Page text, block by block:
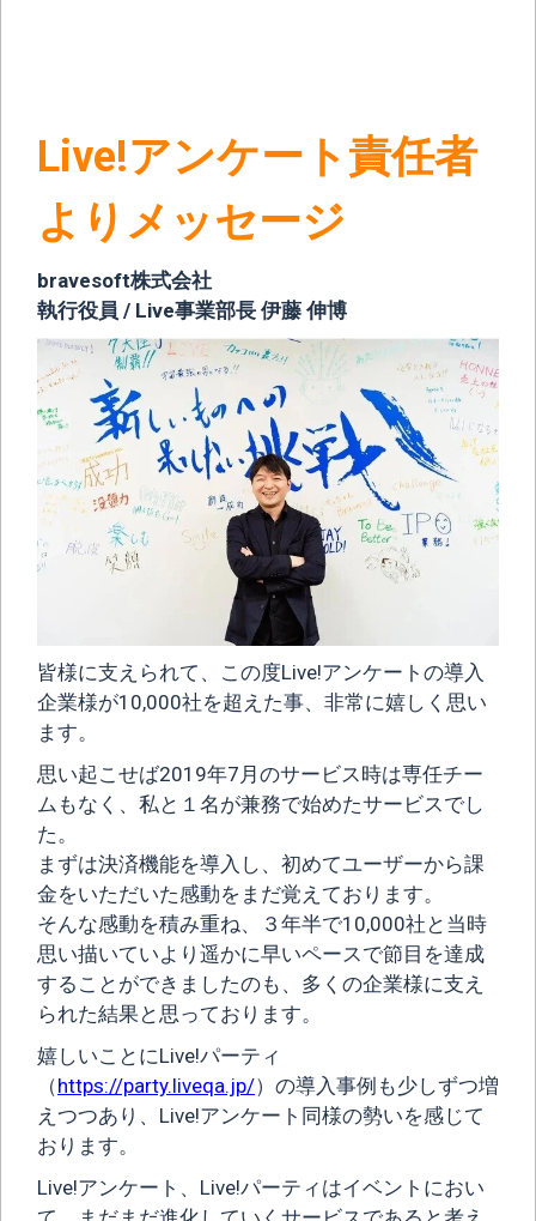
Live!アンケート責任者
よりメッセージ
bravesoft株式会社
執行役員 / Live事業部長 伊藤 伸博
皆様に支えられて、この度Live!アンケートの導入
企業様が10,000社を超えた事、非常に嬉しく思い
ます。
思い起こせば2019年7月のサービス時は専任チー
ムもなく、私と１名が兼務で始めたサービスでし
た。
まずは決済機能を導入し、初めてユーザーから課
金をいただいた感動をまだ覚えております。
そんな感動を積み重ね、３年半で10,000社と当時
思い描いていより遥かに早いペースで節目を達成
することができましたのも、多くの企業様に支え
られた結果と思っております。
嬉しいことにLive!パーティ
（https://party.liveqa.jp/）の導入事例も少しずつ増
えつつあり、Live!アンケート同様の勢いを感じて
おります。
Live!アンケート、Live!パーティはイベントにおい